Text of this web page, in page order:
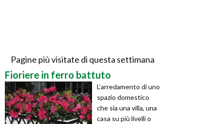
Pagine più visitate di questa settimana
Fioriere in ferro battuto
L’arredamento di uno
spazio domestico
che sia una villa, una
casa su più livelli o